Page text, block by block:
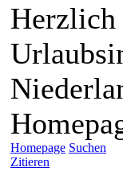
Herzlich
Homepage Suchen
Zitieren